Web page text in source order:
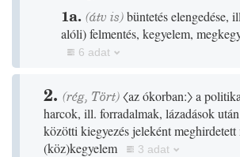
1a. (átv is)büntetés elengedése,
alóli)felmentés, kegyelem,
6 adat
2. (rég, Tört)〈az ókorban:〉a
harcok, ill. forradalmak, lázadások
közötti kiegyezés jeleként meghirdetett
(köz)kegyelem 3 adat